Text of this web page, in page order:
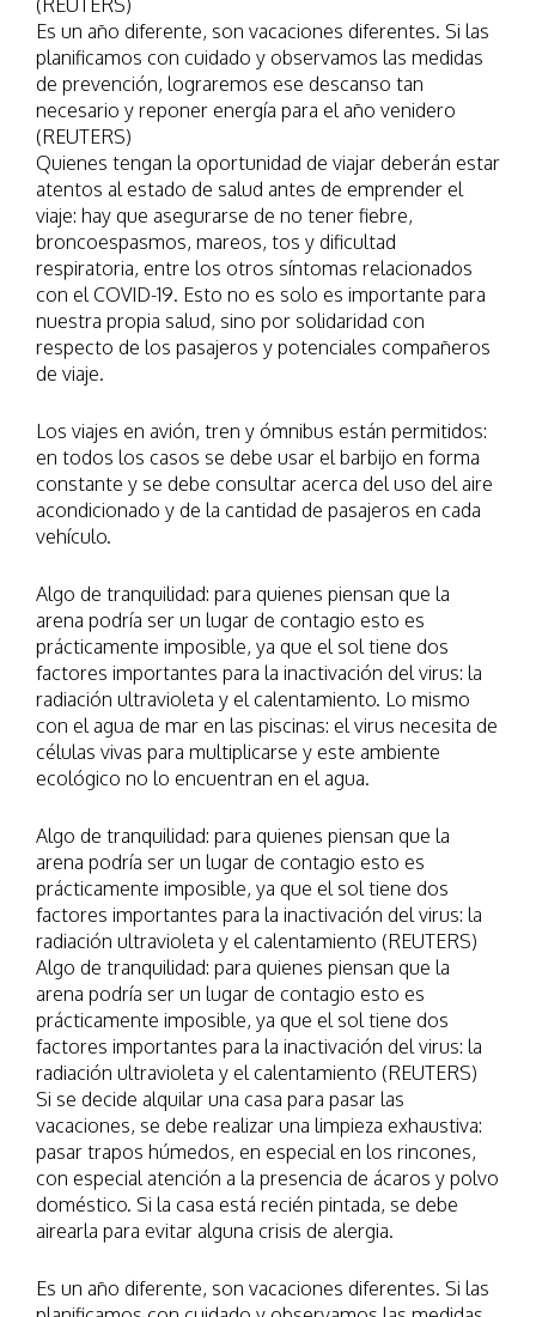
(REUTERS)
Es un año diferente, son vacaciones diferentes. Si las
planificamos con cuidado y observamos las medidas
de prevención, lograremos ese descanso tan
necesario y reponer energía para el año venidero
(REUTERS)
Quienes tengan la oportunidad de viajar deberán estar
atentos al estado de salud antes de emprender el
viaje: hay que asegurarse de no tener fiebre,
broncoespasmos, mareos, tos y dificultad
respiratoria, entre los otros síntomas relacionados
con el COVID-19. Esto no es solo es importante para
nuestra propia salud, sino por solidaridad con
respecto de los pasajeros y potenciales compañeros
de viaje.
Los viajes en avión, tren y ómnibus están permitidos:
en todos los casos se debe usar el barbijo en forma
constante y se debe consultar acerca del uso del aire
acondicionado y de la cantidad de pasajeros en cada
vehículo.
Algo de tranquilidad: para quienes piensan que la
arena podría ser un lugar de contagio esto es
prácticamente imposible, ya que el sol tiene dos
factores importantes para la inactivación del virus: la
radiación ultravioleta y el calentamiento. Lo mismo
con el agua de mar en las piscinas: el virus necesita de
células vivas para multiplicarse y este ambiente
ecológico no lo encuentran en el agua.
Algo de tranquilidad: para quienes piensan que la
arena podría ser un lugar de contagio esto es
prácticamente imposible, ya que el sol tiene dos
factores importantes para la inactivación del virus: la
radiación ultravioleta y el calentamiento (REUTERS)
Algo de tranquilidad: para quienes piensan que la
arena podría ser un lugar de contagio esto es
prácticamente imposible, ya que el sol tiene dos
factores importantes para la inactivación del virus: la
radiación ultravioleta y el calentamiento (REUTERS)
Si se decide alquilar una casa para pasar las
vacaciones, se debe realizar una limpieza exhaustiva:
pasar trapos húmedos, en especial en los rincones,
con especial atención a la presencia de ácaros y polvo
doméstico. Si la casa está recién pintada, se debe
airearla para evitar alguna crisis de alergia.
Es un año diferente, son vacaciones diferentes. Si las